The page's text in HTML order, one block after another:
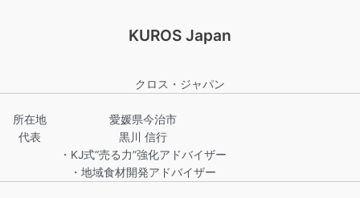
KUROS Japan
クロス・ジャパン
所在地
代表
愛媛県今治市
黒川 信行
・KJ式“売る力”強化アドバイザー
・地域食材開発アドバイザー